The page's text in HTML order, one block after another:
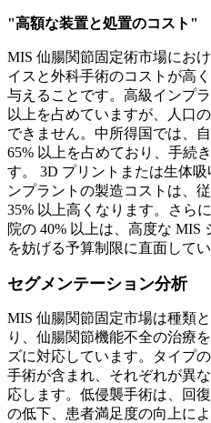
"高額な装置と処置のコスト"
MIS 仙腸関節固定術市場にお
イスと外科手術のコストが高
与えることです。高級インプ
以上を占めていますが、人口
できません。中所得国では、
65% 以上を占めており、手続
す。 3D プリントまたは生体
ンプラントの製造コストは、
35% 以上高くなります。さら
院の 40% 以上は、高度な MIS
を妨げる予算制限に直面してい
セグメンテーション分析
MIS 仙腸関節固定市場は種類
り、仙腸関節機能不全の治療
ズに対応しています。タイプ
手術が含まれ、それぞれが異
応します。低侵襲手術は、回
の低下、患者満足度の向上に